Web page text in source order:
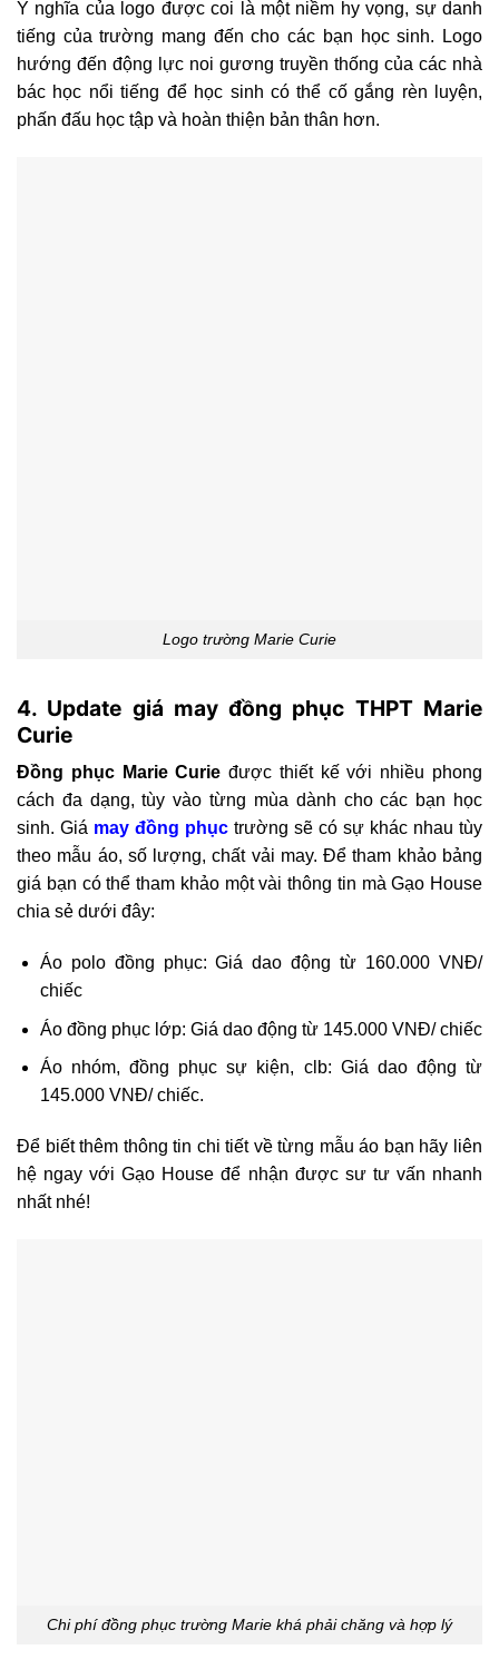
Ý nghĩa của logo được coi là một niềm hy vọng, sự danh
tiếng của trường mang đến cho các bạn học sinh. Logo
hướng đến động lực noi gương truyền thống của các nhà
bác học nổi tiếng để học sinh có thể cố gắng rèn luyện,
phấn đấu học tập và hoàn thiện bản thân hơn.
Logo trường Marie Curie
4. Update giá may đồng phục THPT Marie
Curie
Đồng phục Marie Curieđược thiết kế với nhiều phong
cách đa dạng, tùy vào từng mùa dành cho các bạn học
sinh. Giá may đồng phục trường sẽ có sự khác nhau tùy
theo mẫu áo, số lượng, chất vải may. Để tham khảo bảng
giá bạn có thể tham khảo một vài thông tin mà Gạo House
chia sẻ dưới đây:
Áo polo đồng phục: Giá dao động từ 160.000 VNĐ/
chiếc
Áo đồng phục lớp: Giá dao động từ 145.000 VNĐ/ chiếc
Áo nhóm, đồng phục sự kiện, clb: Giá dao động từ
145.000 VNĐ/ chiếc.
Để biết thêm thông tin chi tiết về từng mẫu áo bạn hãy liên
hệ ngay với Gạo House để nhận được sư tư vấn nhanh
nhất nhé!
Chi phí đồng phục trường Marie khá phải chăng và hợp lý